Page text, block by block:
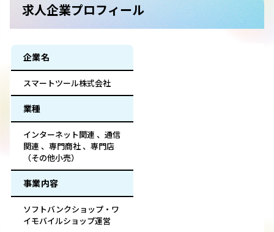
求人企業プロフィール
企業名
スマートツール株式会社
業種
インターネット関連 、通信
関連 、専門商社 、専門店
（その他小売）
事業内容
ソフトバンクショップ・ワ
イモバイルショップ運営